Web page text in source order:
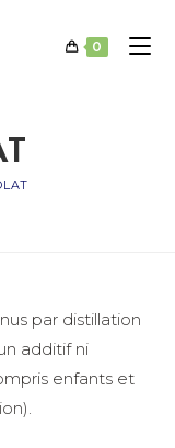
0
par distillation
additif ni
enfants et